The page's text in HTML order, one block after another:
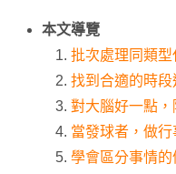
本文導覽
批次處理同類型
找到合適的時
對大腦好一點
當發球者，做行
學會區分事情的